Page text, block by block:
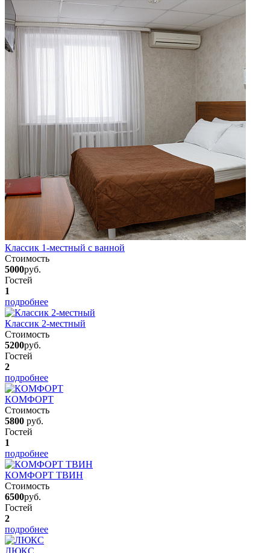
Классик 1-местный с ванной
Стоимость
5000руб.
Гостей
1
подробнее
Классик 2-местный
Стоимость
5200руб.
Гостей
2
подробнее
КОМФОРТ
Стоимость
5800 руб.
Гостей
1
подробнее
КОМФОРТ ТВИН
Стоимость
6500руб.
Гостей
2
подробнее